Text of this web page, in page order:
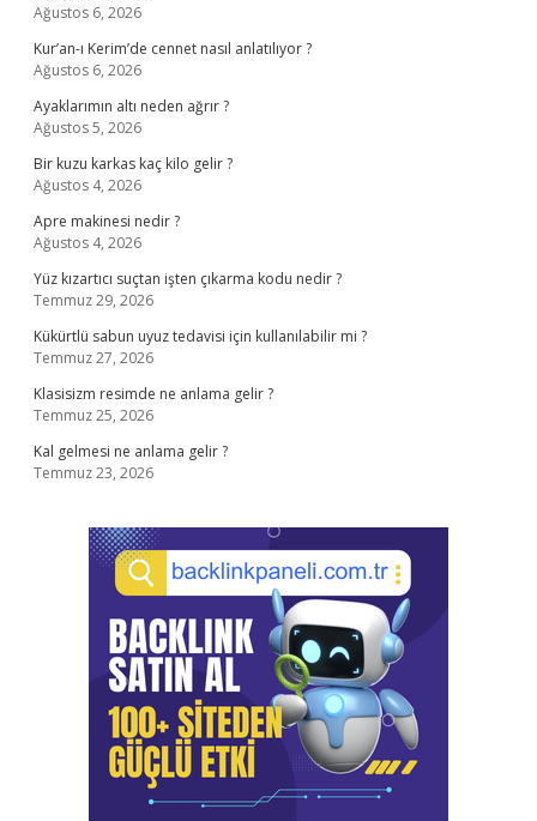
Ağustos 6, 2026
Kur’an-ı Kerim’de cennet nasıl anlatılıyor ?
Ağustos 6, 2026
Ayaklarımın altı neden ağrır ?
Ağustos 5, 2026
Bir kuzu karkas kaç kilo gelir ?
Ağustos 4, 2026
Apre makinesi nedir ?
Ağustos 4, 2026
Yüz kızartıcı suçtan işten çıkarma kodu nedir ?
Temmuz 29, 2026
Kükürtlü sabun uyuz tedavisi için kullanılabilir mi ?
Temmuz 27, 2026
Klasisizm resimde ne anlama gelir ?
Temmuz 25, 2026
Kal gelmesi ne anlama gelir ?
Temmuz 23, 2026